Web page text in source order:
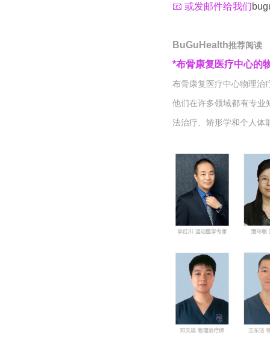
📧 或发邮件给我们
BuGuHealth推荐阅读
*布骨康复医疗中心的
布骨康复医疗中心物理治
他们在许多领域都有专业
法治疗、矫形学和个人体